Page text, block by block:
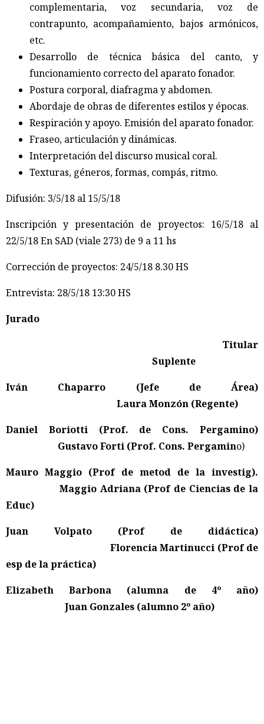
complementaria, voz secundaria, voz de
contrapunto, acompañamiento, bajos armónicos,
etc.
Desarrollo de técnica básica del canto, y
funcionamiento correcto del aparato fonador.
Postura corporal, diafragma y abdomen.
Abordaje de obras de diferentes estilos y épocas.
Respiración y apoyo. Emisión del aparato fonador.
Fraseo, articulación y dinámicas.
Interpretación del discurso musical coral.
Texturas, géneros, formas, compás, ritmo.
Difusión: 3/5/18 al 15/5/18
Inscripción y presentación de proyectos: 16/5/18 al
22/5/18 En SAD (viale 273) de 9 a 11 hs
Corrección de proyectos: 24/5/18 8.30 HS
Entrevista: 28/5/18 13:30 HS
Jurado
Titular
Suplente
Iván Chaparro (Jefe de Área)
Laura Monzón (Regente)
Daniel Boriotti (Prof. de Cons. Pergamino)
Gustavo Forti (Prof. Cons. Pergamino)
Mauro Maggio (Prof de metod de la investig).
Maggio Adriana (Prof de Ciencias de la
Educ)
Juan Volpato (Prof de didáctica)
Florencia Martinucci (Prof de
esp de la práctica)
Elizabeth Barbona (alumna de 4º año)
Juan Gonzales (alumno 2º año)